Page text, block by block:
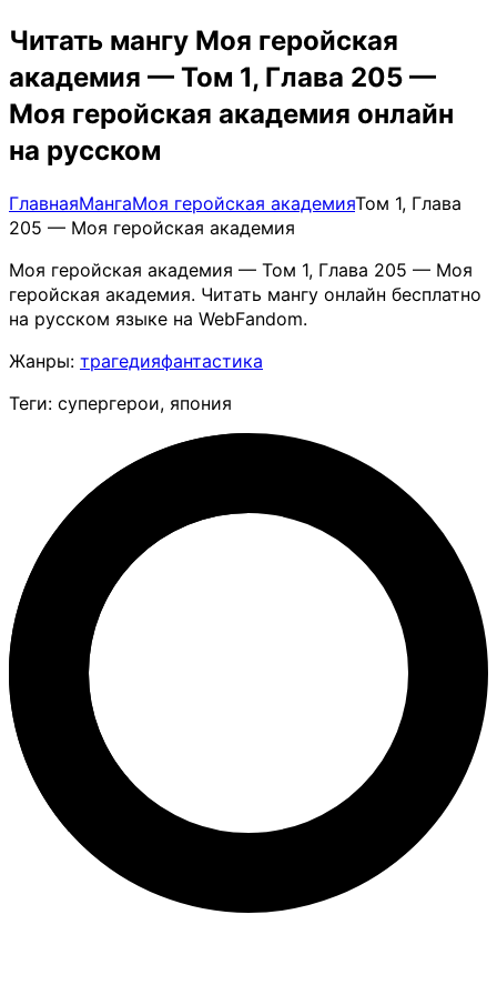
Читать мангу Моя геройская
академия — Том 1, Глава 205 —
Моя геройская академия онлайн
на русском
ГлавнаяМангаМоя геройская академияТом 1, Глава
205 — Моя геройская академия
Моя геройская академия — Том 1, Глава 205 — Моя
геройская академия. Читать мангу онлайн бесплатно
на русском языке на WebFandom.
Жанры: трагедияфантастика
Теги: супергерои, япония